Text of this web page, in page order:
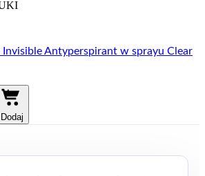
Antyperspirant w sprayu Clear
Dodaj